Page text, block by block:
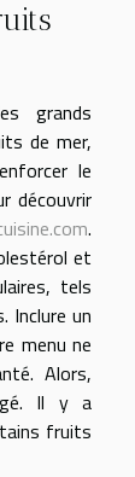
grands
de mer,
le
découvrir
.
et
tels
Inclure un
menu ne
Alors,
Il y a
fruits